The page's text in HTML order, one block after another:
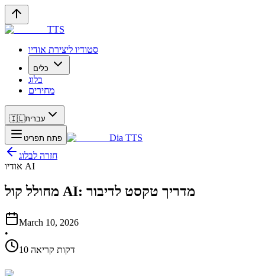
TTS
סטודיו ליצירת אודיו
כלים
בלוג
מחירים
🇮🇱עברית
פתח תפריט
Dia TTS
חזרה לבלוג
אודיו AI
מחולל קול AI: מדריך טקסט לדיבור
March 10, 2026
•
10 דקות קריאה